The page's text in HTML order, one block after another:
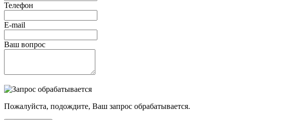
Телефон
E-mail
Ваш вопрос
Пожалуйста, подождите, Ваш запрос обрабатывается.